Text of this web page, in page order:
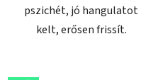
pszichét, jó hangulatot
kelt, erősen frissít.